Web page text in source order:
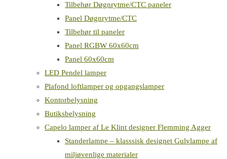
Tilbehør Døgnrytme/CTC paneler
Panel Døgnrytme/CTC
Tilbehør til paneler
Panel RGBW 60x60cm
Panel 60x60cm
LED Pendel lamper
Plafond loftlamper og opgangslamper
Kontorbelysning
Butiksbelysning
Capelo lamper af Le Klint designer Flemming Agger
Standerlampe – klasssisk designet Gulvlampe af
miljøvenlige materialer